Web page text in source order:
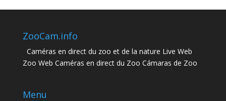
ZooCam.info
Caméras en direct du zoo et de la nature Live Web
Zoo Web Caméras en direct du Zoo Cámaras de Zoo
Menu